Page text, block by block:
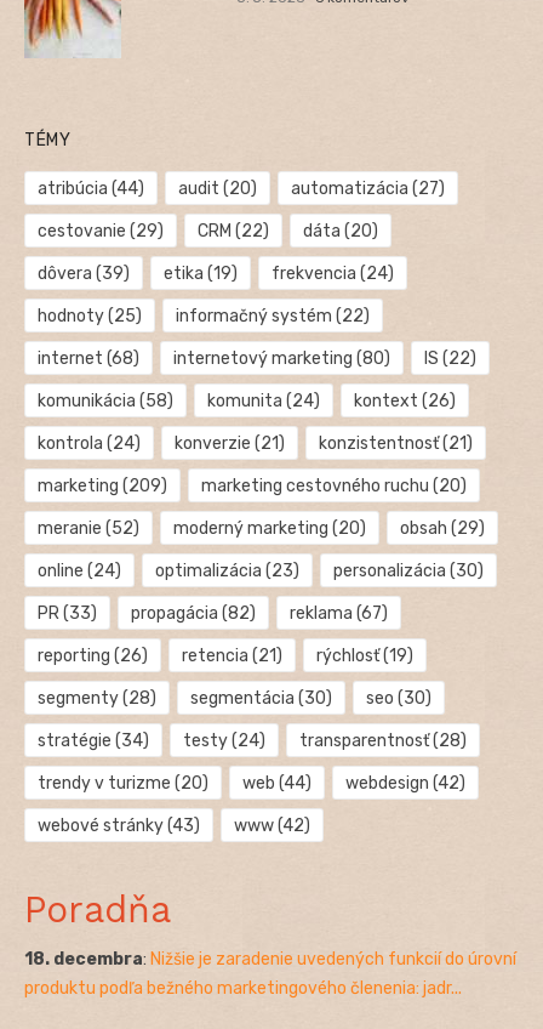
TÉMY
atribúcia (44) audit (20) automatizácia (27)
cestovanie (29) CRM (22) dáta (20)
dôvera (39) etika (19) frekvencia (24)
hodnoty(25) informačný systém (22)
internet (68) internetový marketing (80) IS (22)
komunikácia (58) komunita (24) kontext (26)
kontrola (24) konverzie (21) konzistentnosť(21)
marketing (209) marketing cestovného ruchu (20)
meranie (52) moderný marketing (20) obsah (29)
online (24) optimalizácia (23) personalizácia (30)
PR(33) propagácia (82) reklama (67)
reporting (26) retencia (21) rýchlosť(19)
segmenty(28) segmentácia (30) seo (30)
stratégie (34) testy(24) transparentnosť(28)
trendy v turizme (20) web (44) webdesign (42)
webové stránky(43) www(42)
Poradňa
18. decembra: Nižšie je zaradenie uvedených funkcií do úrovní
produktu podľa bežného marketingového členenia: jadr...